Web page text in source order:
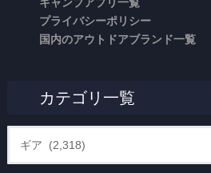
プライバシーポリシー
国内のアウトドアブランド一覧
カテゴリ一覧